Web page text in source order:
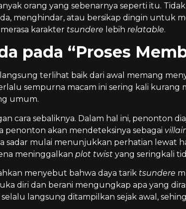
orang yang sebenarnya seperti itu.
menghindar, atau bersikap dingin untuk
karakter tsundere lebih relatable.
pada “Proses
terlihat baik dari awal memang
sempurna macam ini sering kali kurang
umum.
cara sebaliknya. Dalam hal ini, penonton
penonton akan mendeteksinya sebagai
sadar mulai menunjukkan perhatian lewat
meninggalkan plot twist yang seringkali
menyebut bahwa daya tarik tsundere
diri dan berani mengungkap apa yang
langsung ditampilkan sejak awal,